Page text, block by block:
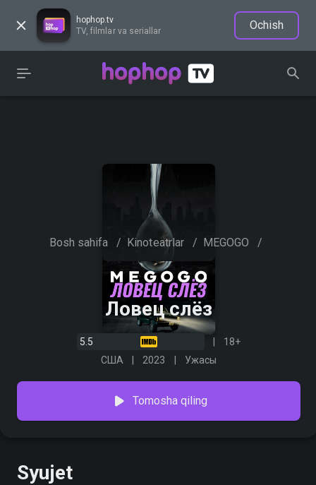
hophop.tv
TV, filmlar va seriallar
Ochish
Bosh sahifa / Kinoteatrlar / MEGOGO /
Ловец слёз
5.5
18+
США
2023 Ужасы
Tomosha qiling
Syujet